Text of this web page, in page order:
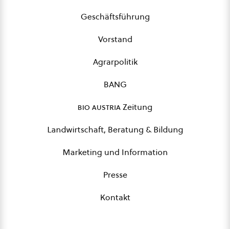
Geschäftsführung
Vorstand
Agrarpolitik
BANG
bio austriaZeitung
Landwirtschaft, Beratung & Bildung
Marketing und Information
Presse
Kontakt